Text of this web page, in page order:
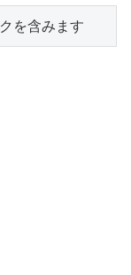
含みます